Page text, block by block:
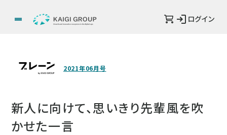
ログイン
2021年06月号
新人に向けて、思いきり先輩風を吹
かせた一言